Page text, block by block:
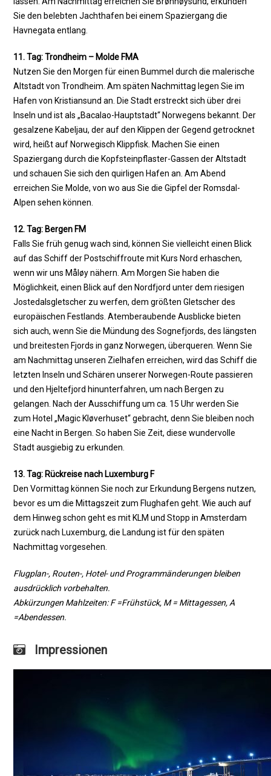
Sie den belebten Jachthafen bei einem Spaziergang die
Havnegata entlang.
11. Tag: Trondheim – Molde FMA
Nutzen Sie den Morgen für einen Bummel durch die malerische
Altstadt von Trondheim. Am späten Nachmittag legen Sie im
Hafen von Kristiansund an. Die Stadt erstreckt sich über drei
Inseln und ist als „Bacalao-Hauptstadt“ Norwegens bekannt. Der
gesalzene Kabeljau, der auf den Klippen der Gegend getrocknet
wird, heißt auf Norwegisch Klippfisk. Machen Sie einen
Spaziergang durch die Kopfsteinpflaster-Gassen der Altstadt
und schauen Sie sich den quirligen Hafen an. Am Abend
erreichen Sie Molde, von wo aus Sie die Gipfel der Romsdal-
Alpen sehen können.
12. Tag: Bergen FM
Falls Sie früh genug wach sind, können Sie vielleicht einen Blick
auf das Schiff der Postschiffroute mit Kurs Nord erhaschen,
wenn wir uns Måløy nähern. Am Morgen Sie haben die
Möglichkeit, einen Blick auf den Nordfjord unter dem riesigen
Jostedalsgletscher zu werfen, dem größten Gletscher des
europäischen Festlands. Atemberaubende Ausblicke bieten
sich auch, wenn Sie die Mündung des Sognefjords, des längsten
und breitesten Fjords in ganz Norwegen, überqueren. Wenn Sie
am Nachmittag unseren Zielhafen erreichen, wird das Schiff die
letzten Inseln und Schären unserer Norwegen-Route passieren
und den Hjeltefjord hinunterfahren, um nach Bergen zu
gelangen. Nach der Ausschiffung um ca. 15 Uhr werden Sie
zum Hotel „Magic Kløverhuset“ gebracht, denn Sie bleiben noch
eine Nacht in Bergen. So haben Sie Zeit, diese wundervolle
Stadt ausgiebig zu erkunden.
13. Tag: Rückreise nach Luxemburg F
Den Vormittag können Sie noch zur Erkundung Bergens nutzen,
bevor es um die Mittagszeit zum Flughafen geht. Wie auch auf
dem Hinweg schon geht es mit KLM und Stopp in Amsterdam
zurück nach Luxemburg, die Landung ist für den späten
Nachmittag vorgesehen.
Flugplan-, Routen-, Hotel- und Programmänderungen bleiben
ausdrücklich vorbehalten.
Abkürzungen Mahlzeiten: F =Frühstück, M = Mittagessen, A
=Abendessen.
Impressionen